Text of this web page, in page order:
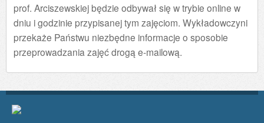
prof. Arciszewskiej będzie odbywał się w trybie online w
dniu i godzinie przypisanej tym zajęciom. Wykładowczyni
przekaże Państwu niezbędne informacje o sposobie
przeprowadzania zajęć drogą e-mailową.